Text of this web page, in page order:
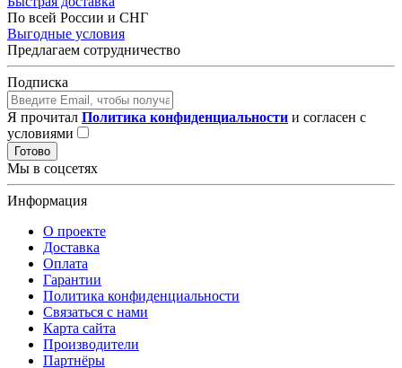
По всей России и СНГ
Выгодные условия
Предлагаем сотрудничество
Подписка
Я прочитал Политика конфиденциальности и согласен с
условиями
Готово
Мы в соцсетях
Информация
О проекте
Доставка
Оплата
Гарантии
Политика конфиденциальности
Связаться с нами
Карта сайта
Производители
Партнёры